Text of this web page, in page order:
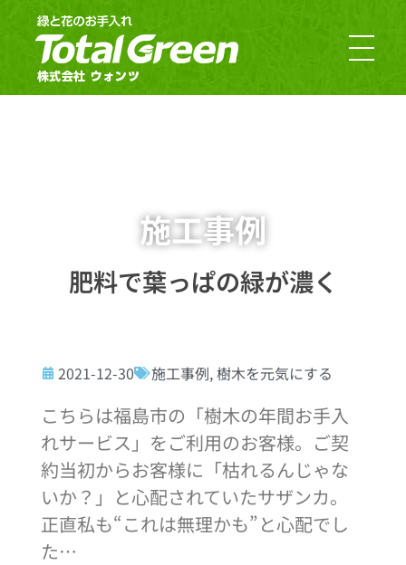
施工事例
肥料で葉っぱの緑が濃く
2021-12-30 施工事例,樹木を元気にする
こちらは福島市の「樹木の年間お手入
れサービス」をご利用のお客様。ご契
約当初からお客様に「枯れるんじゃな
いか？」と心配されていたサザンカ。
正直私も“これは無理かも”と心配でし
た…